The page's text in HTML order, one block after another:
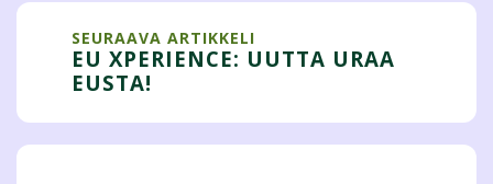
SEURAAVA ARTIKKELI
EU XPERIENCE: UUTTA URAA
EUSTA!